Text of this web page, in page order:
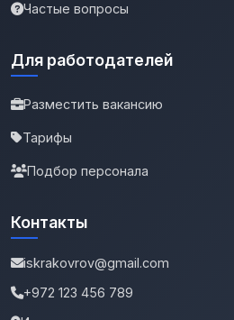
Частые вопросы
Для работодателей
Разместить вакансию
Тарифы
Подбор персонала
Контакты
iskrakovrov@gmail.com
+972 123 456 789